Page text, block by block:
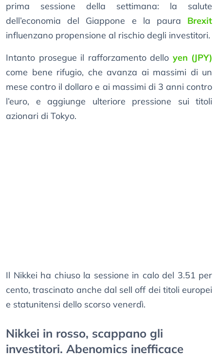
prima sessione della settimana: la salute
dell’economia del Giappone e la paura Brexit
influenzano propensione al rischio degli investitori.
Intanto prosegue il rafforzamento dello yen (JPY)
come bene rifugio, che avanza ai massimi di un
mese contro il dollaro e ai massimi di 3 anni contro
l’euro, e aggiunge ulteriore pressione sui titoli
azionari di Tokyo.
Il Nikkei ha chiuso la sessione in calo del 3.51 per
cento, trascinato anche dal sell off dei titoli europei
e statunitensi dello scorso venerdì.
Nikkei in rosso, scappano gli
investitori. Abenomics inefficace